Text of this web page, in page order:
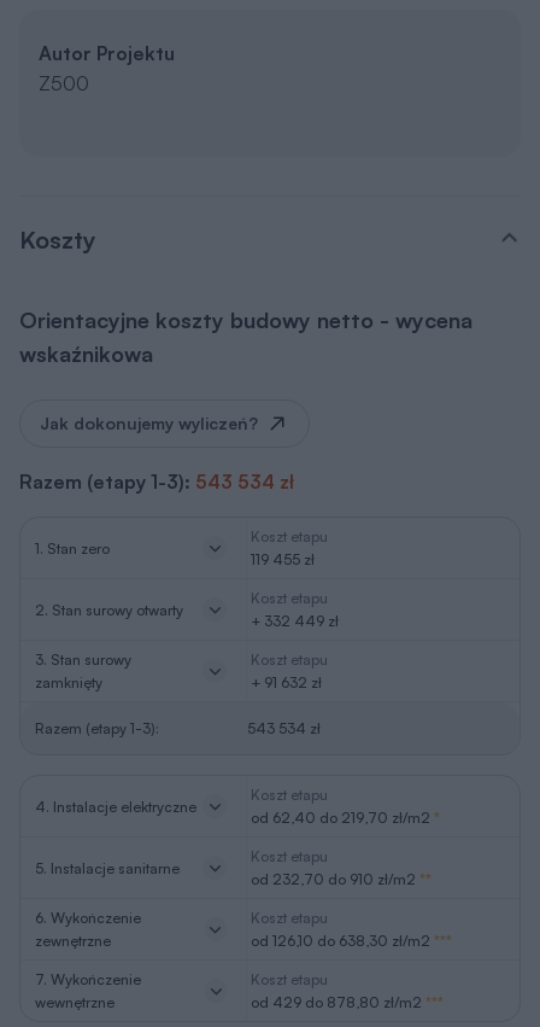
Autor Projektu
Z500
Koszty
Orientacyjne koszty budowy netto - wycena
wskaźnikowa
Jak dokonujemy wyliczeń?
Razem (etapy 1-3): 543 534 zł
1. Stan zero
Koszt etapu
119 455 zł
2. Stan surowy otwarty
Koszt etapu
+ 332 449 zł
3. Stan surowy
zamknięty
Koszt etapu
+ 91 632 zł
Razem (etapy 1-3): 543 534 zł
4. Instalacje elektryczne
Koszt etapu
od 62,40 do 219,70 zł/m2 *
5. Instalacje sanitarne
Koszt etapu
od 232,70 do 910 zł/m2 **
6. Wykończenie
zewnętrzne
Koszt etapu
od 126,10 do 638,30 zł/m2 ***
7. Wykończenie
wewnętrzne
Koszt etapu
od 429 do 878,80 zł/m2 ***